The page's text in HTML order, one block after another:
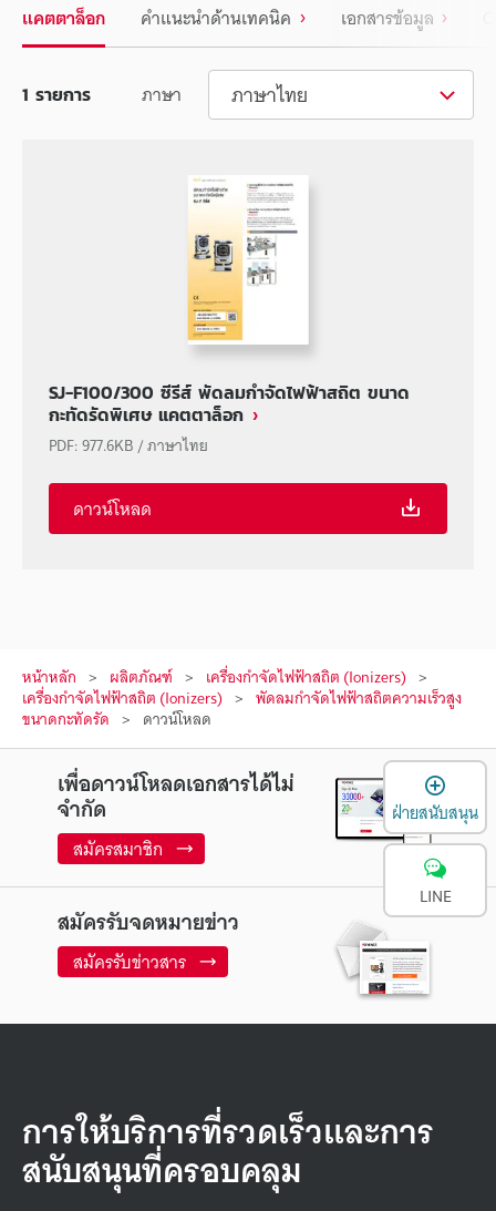
แคตตาล็อก คำแนะนำด้านเทคนิค เอกสารข้อมูล
ภาษา ภาษาไทย
1 รายการ
SJ-F100/300 ซีรีส์ พัดลมกำจัดไฟฟ้าสถิต ขนาด
กะทัดรัดพิเศษ แคตตาล็อก
PDF:977.6KB /ภาษาไทย
ดาวน์โหลด
หน้าหลัก ผลิตภัณฑ์ เครื่องกำจัดไฟฟ้าสถิต (Ionizers)
เครื่องกำจัดไฟฟ้าสถิต (Ionizers) พัดลมกำจัดไฟฟ้าสถิตความเร็วสูง
ขนาดกะทัดรัด ดาวน์โหลด
เพื่อดาวน์โหลดเอกสารได้ไม่
จำกัด
สมัครสมาชิก
สมัครรับจดหมายข่าว
สมัครรับข่าวสาร
การให้บริการที่รวดเร็วและการ
สนับสนุนที่ครอบคลุม
ฝ่ายสนับสนุน
LINE